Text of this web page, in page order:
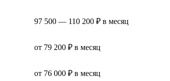
97 500 — 110 200 ₽ в месяц
от 79 200 ₽ в месяц
от 76 000 ₽ в месяц